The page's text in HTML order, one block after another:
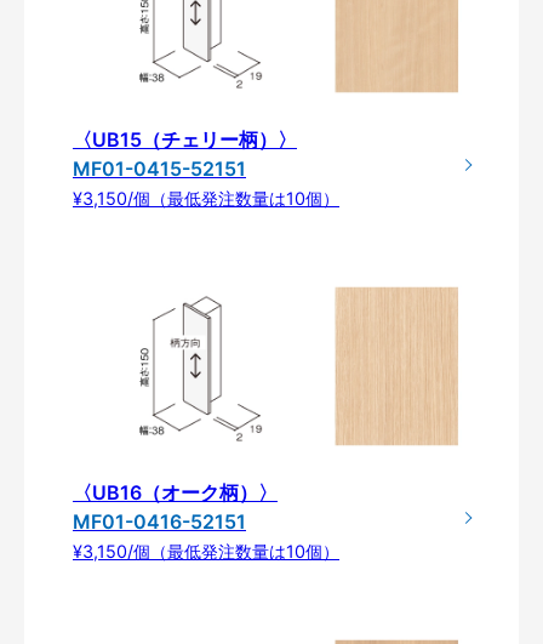
〈UB15（チェリー柄）〉
MF01-0415-52151
¥3,150/個（最低発注数量は10個）
〈UB16（オーク柄）〉
MF01-0416-52151
¥3,150/個（最低発注数量は10個）